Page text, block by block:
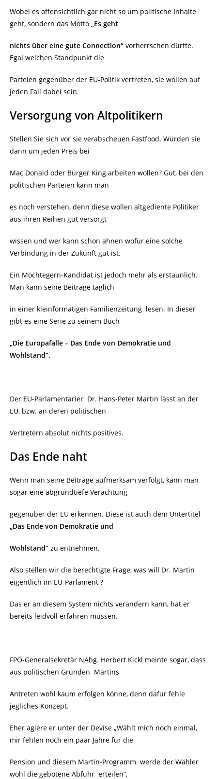
Wobei es offensichtlich gar nicht so um politische Inhalte
geht, sondern das Motto „Es geht
nichts über eine gute Connection“ vorherrschen dürfte.
Egal welchen Standpunkt die
Parteien gegenüber der EU-Politik vertreten, sie wollen auf
jeden Fall dabei sein.
Versorgung von Altpolitikern
Stellen Sie sich vor sie verabscheuen Fastfood. Würden sie
dann um jeden Preis bei
Mac Donald oder Burger King arbeiten wollen? Gut, bei den
politischen Parteien kann man
es noch verstehen, denn diese wollen altgediente Politiker
aus ihren Reihen gut versorgt
wissen und wer kann schon ahnen wofür eine solche
Verbindung in der Zukunft gut ist.
Ein Möchtegern-Kandidat ist jedoch mehr als erstaunlich.
Man kann seine Beiträge täglich
in einer kleinformatigen Familienzeitung lesen. In dieser
gibt es eine Serie zu seinem Buch
„Die Europafalle – Das Ende von Demokratie und
Wohlstand“.
Der EU-Parlamentarier Dr. Hans-Peter Martin lässt an der
EU, bzw. an deren politischen
Vertretern absolut nichts positives.
Das Ende naht
Wenn man seine Beiträge aufmerksam verfolgt, kann man
sogar eine abgrundtiefe Verachtung
gegenüber der EU erkennen. Diese ist auch dem Untertitel
„Das Ende von Demokratie und
Wohlstand“ zu entnehmen.
Also stellen wir die berechtigte Frage, was will Dr. Martin
eigentlich im EU-Parlament ?
Das er an diesem System nichts verändern kann, hat er
bereits leidvoll erfahren müssen.
FPÖ-Generalsekretär NAbg. Herbert Kickl meinte sogar, dass
aus politischen Gründen Martins
Antreten wohl kaum erfolgen könne, denn dafür fehle
jegliches Konzept.
Eher agiere er unter der Devise „Wählt mich noch einmal,
mir fehlen noch ein paar Jahre für die
Pension und diesem Martin-Programm werde der Wähler
wohl die gebotene Abfuhr erteilen“,